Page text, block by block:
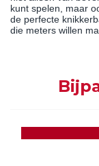
kunt spelen, maar
de perfecte
die meters willen